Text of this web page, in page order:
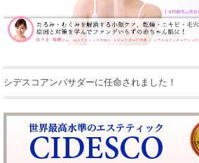
シデスコアンバサダーに任命されました！